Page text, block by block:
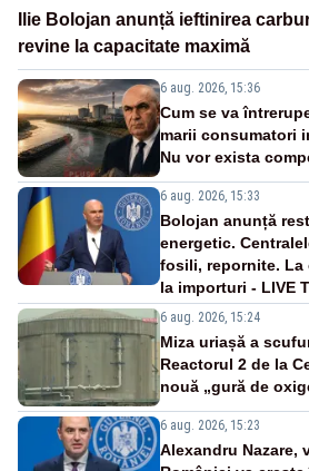
Ilie Bolojan anunță ieftinirea
revine la capacitate maximă
6 aug. 2026, 15:36
Cum se va
marii consumatori
Nu vor exista
6 aug. 2026, 15:33
Bolojan anunță
energetic.
fosili, repornite. La
la importuri - LIVE
6 aug. 2026, 15:24
Miza uriașă a
Reactorul 2 de la
nouă „gură de
6 aug. 2026, 15:23
Alexandru Nazare,